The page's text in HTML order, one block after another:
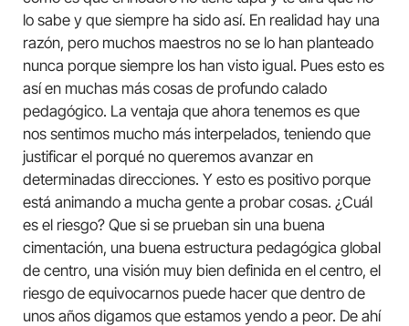
lo sabe y que siempre ha sido así. En realidad hay una
razón, pero muchos maestros no se lo han planteado
nunca porque siempre los han visto igual. Pues esto es
así en muchas más cosas de profundo calado
pedagógico. La ventaja que ahora tenemos es que
nos sentimos mucho más interpelados, teniendo que
justificar el porqué no queremos avanzar en
determinadas direcciones. Y esto es positivo porque
está animando a mucha gente a probar cosas. ¿Cuál
es el riesgo? Que si se prueban sin una buena
cimentación, una buena estructura pedagógica global
de centro, una visión muy bien definida en el centro, el
riesgo de equivocarnos puede hacer que dentro de
unos años digamos que estamos yendo a peor. De ahí